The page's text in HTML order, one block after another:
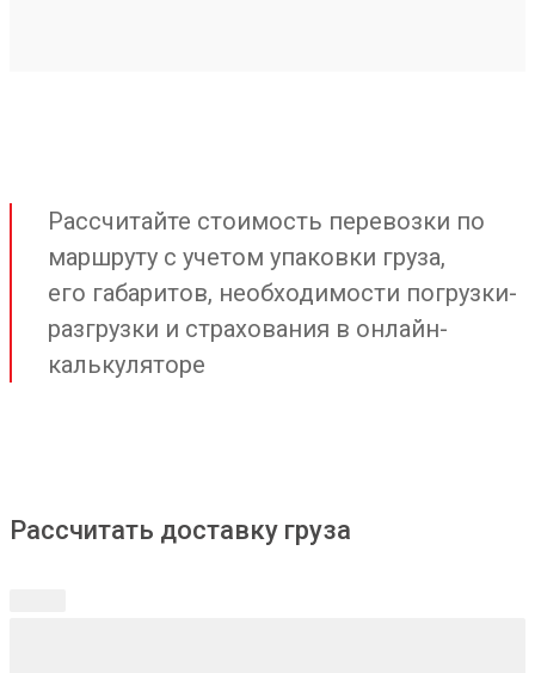
Рассчитайте стоимость перевозки по
маршруту с учетом упаковки груза,
его габаритов, необходимости погрузки-
разгрузки и страхования в онлайн-
калькуляторе
Рассчитать доставку груза